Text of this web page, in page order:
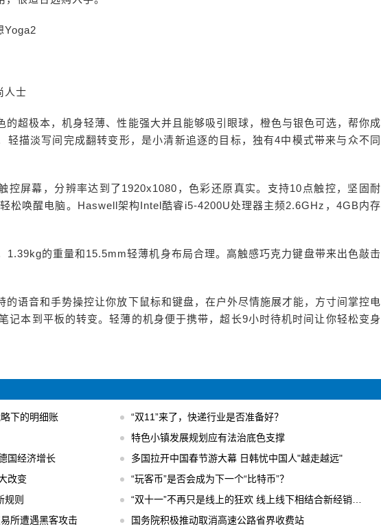
Yoga2
人士
的超极本，机身轻薄、性能强大并且能够吸引眼球，橙色与银色可选，帮你成
轻描淡写间完成翻转变形，是小清新追逐的目标，独有4中模式带来与众不同
控屏幕，分辨率达到了1920x1080，色彩还原真实。支持10点触控，坚固耐
松唤醒电脑。Haswell架构Intel酷睿i5-4200U处理器主频2.6GHz，4GB内存
1.39kg的重量和15.5mm轻薄机身布局合理。高触感巧克力键盘带来出色敲击
的语音和手势操控让你放下鼠标和键盘，在户外尽情施展才能，方寸间掌控电
记本到平板的转变。轻薄的机身便于携带，超长9小时待机时间让你轻松变身
下的明细账
“双11”来了，快递行业是否准备好？
特色小镇发展规划应有法治底色支撑
国经济增长
多国拉开中国春节游大幕 日韩忧中国人"越走越远"
改变
“玩客币”是否会成为下一个“比特币”？
规则
“双十一”不再只是线上的狂欢 线上线下相结合新经销模式
所遭遇黑客攻击
国务院积极推动取消高速公路省界收费站